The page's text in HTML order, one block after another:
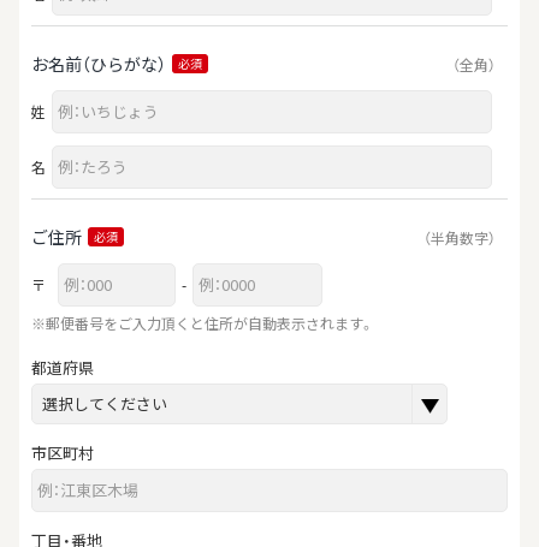
お名前（ひらがな） 必須 （全角）
姓
名
ご住所 必須 （半角数字）
〒
-
※郵便番号をご入力頂くと住所が自動表示されます。
都道府県
市区町村
丁目・番地